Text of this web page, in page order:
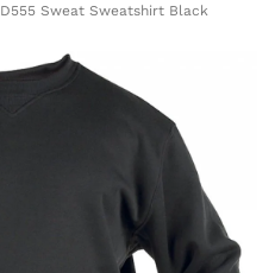
D555 Sweat Sweatshirt Black